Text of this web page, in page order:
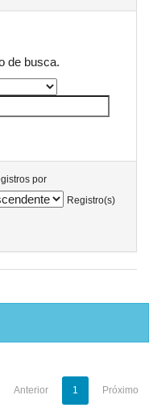
de busca.
por
Registro(s)
Anterior 1 Próximo